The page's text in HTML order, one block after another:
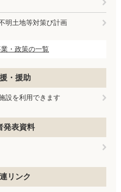
明土地等対策び計画
・政策の一覧
・援助
設を利用できます
発表資料
リンク